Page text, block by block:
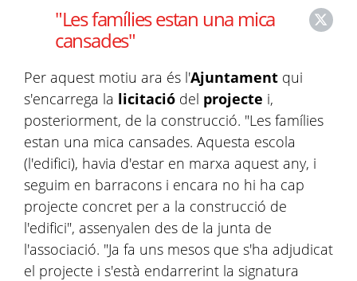
"Les famílies estan una mica
cansades"
Per aquest motiu ara és l'Ajuntament qui
s'encarrega la licitació del projecte i,
posteriorment, de la construcció. "Les famílies
estan una mica cansades. Aquesta escola
(l'edifici), havia d'estar en marxa aquest any, i
seguim en barracons i encara no hi ha cap
projecte concret per a la construcció de
l'edifici", assenyalen des de la junta de
l'associació. "Ja fa uns mesos que s'ha adjudicat
el projecte i s'està endarrerint la signatura